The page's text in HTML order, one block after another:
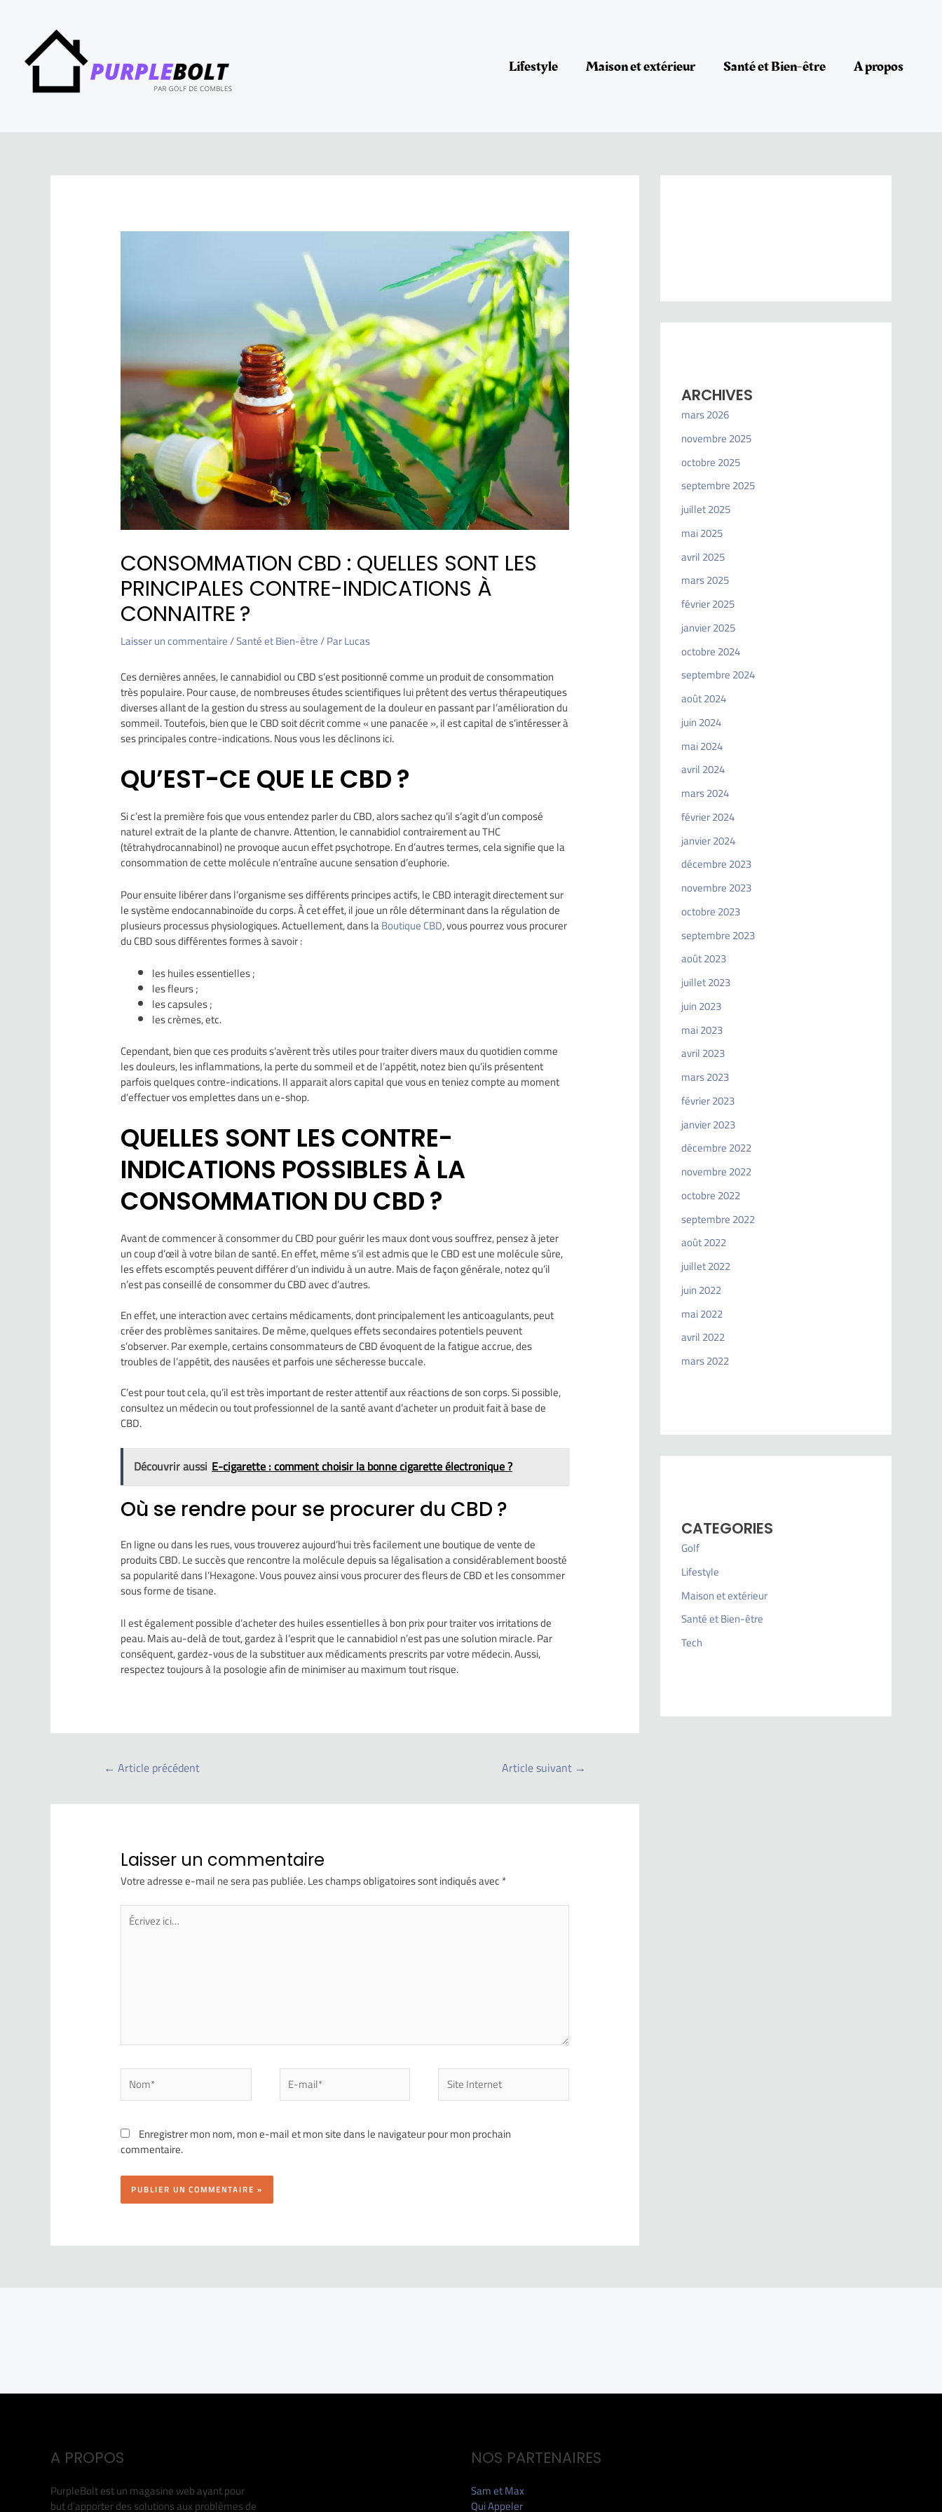
Lifestyle Maison et extérieur Santé et Bien-être A propos
CONSOMMATION CBD : QUELLES SONT LES
PRINCIPALES CONTRE-INDICATIONS À
CONNAITRE ?
Laisser un commentaire/Santé et Bien-être/ ParLucas
Ces dernières années, le cannabidiol ou CBD s’est positionné comme un produit de consommation
très populaire. Pour cause, de nombreuses études scientifiques lui prêtent des vertus thérapeutiques
diverses allant de la gestion du stress au soulagement de la douleur en passant par l’amélioration du
sommeil. Toutefois, bien que le CBD soit décrit comme « une panacée », il est capital de s’intéresser à
ses principales contre-indications. Nous vous les déclinons ici.
QU’EST-CE QUE LE CBD ?
Si c’est la première fois que vous entendez parler du CBD, alors sachez qu’il s’agit d’un composé
naturel extrait de la plante de chanvre. Attention, le cannabidiol contrairement au THC
(tétrahydrocannabinol) ne provoque aucun effet psychotrope. En d’autres termes, cela signifie que la
consommation de cette molécule n’entraîne aucune sensation d’euphorie.
Pour ensuite libérer dans l’organisme ses différents principes actifs, le CBD interagit directement sur
le système endocannabinoïde du corps. À cet effet, il joue un rôle déterminant dans la régulation de
plusieurs processus physiologiques. Actuellement, dans laBoutique CBD, vous pourrez vous procurer
du CBD sous différentes formes à savoir :
les huiles essentielles ;
les fleurs ;
les capsules ;
les crèmes, etc.
Cependant, bien que ces produits s’avèrent très utiles pour traiter divers maux du quotidien comme
les douleurs, les inflammations, la perte du sommeil et de l’appétit, notez bien qu’ils présentent
parfois quelques contre-indications. Il apparait alors capital que vous en teniez compte au moment
d’effectuer vos emplettes dans un e-shop.
QUELLES SONT LES CONTRE-
INDICATIONS POSSIBLES À LA
CONSOMMATION DU CBD ?
Avant de commencer à consommer du CBD pour guérir les maux dont vous souffrez, pensez à jeter
un coup d’œil à votre bilan de santé. En effet, même s’il est admis que le CBD est une molécule sûre,
les effets escomptés peuvent différer d’un individu à un autre. Mais de façon générale, notez qu’il
n’est pas conseillé de consommer du CBD avec d’autres.
En effet, une interaction avec certains médicaments, dont principalement les anticoagulants, peut
créer des problèmes sanitaires. De même, quelques effets secondaires potentiels peuvent
s’observer. Par exemple, certains consommateurs de CBD évoquent de la fatigue accrue, des
troubles de l’appétit, des nausées et parfois une sécheresse buccale.
C’est pour tout cela, qu’il est très important de rester attentif aux réactions de son corps. Si possible,
consultez un médecin ou tout professionnel de la santé avant d’acheter un produit fait à base de
CBD.
Découvrir aussi E-cigarette : comment choisir la bonne cigarette électronique ?
Où se rendre pour se procurer du CBD ?
En ligne ou dans les rues, vous trouverez aujourd’hui très facilement une boutique de vente de
produits CBD. Le succès que rencontre la molécule depuis sa légalisation a considérablement boosté
sa popularité dans l’Hexagone. Vous pouvez ainsi vous procurer des fleurs de CBD et les consommer
sous forme de tisane.
Il est également possible d’acheter des huiles essentielles à bon prix pour traiter vos irritations de
peau. Mais au-delà de tout, gardez à l’esprit que le cannabidiol n’est pas une solution miracle. Par
conséquent, gardez-vous de la substituer aux médicaments prescrits par votre médecin. Aussi,
respectez toujours à la posologie afin de minimiser au maximum tout risque.
← Article précédent Article suivant →
Laisser un commentaire
Votre adresse e-mail ne sera pas publiée.Les champs obligatoires sont indiqués avec*
Enregistrer mon nom, mon e-mail et mon site dans le navigateur pour mon prochain
commentaire.
ARCHIVES
mars 2026
novembre 2025
octobre 2025
septembre 2025
juillet 2025
mai 2025
avril 2025
mars 2025
février 2025
janvier 2025
octobre 2024
septembre 2024
août 2024
juin 2024
mai 2024
avril 2024
mars 2024
février 2024
janvier 2024
décembre 2023
novembre 2023
octobre 2023
septembre 2023
août 2023
juillet 2023
juin 2023
mai 2023
avril 2023
mars 2023
février 2023
janvier 2023
décembre 2022
novembre 2022
octobre 2022
septembre 2022
août 2022
juillet 2022
juin 2022
mai 2022
avril 2022
mars 2022
CATEGORIES
Golf
Lifestyle
Maison et extérieur
Santé et Bien-être
Tech
A PROPOS
PurpleBolt est un magasine web ayant pour
but d’apporter des solutions aux problèmes de
NOS PARTENAIRES
Sam et Max
Qui Appeler